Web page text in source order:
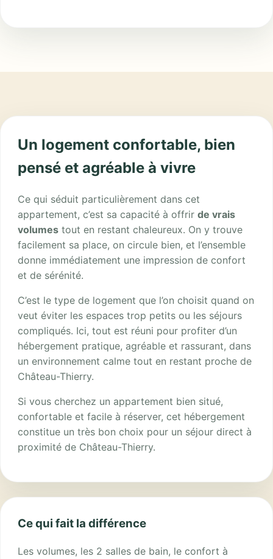
Un logement confortable, bien
pensé et agréable à vivre
Ce qui séduit particulièrement dans cet
appartement, c’est sa capacité à offrir de vrais
volumes tout en restant chaleureux. On y trouve
facilement sa place, on circule bien, et l’ensemble
donne immédiatement une impression de confort
et de sérénité.
C’est le type de logement que l’on choisit quand on
veut éviter les espaces trop petits ou les séjours
compliqués. Ici, tout est réuni pour profiter d’un
hébergement pratique, agréable et rassurant, dans
un environnement calme tout en restant proche de
Château-Thierry.
Si vous cherchez un appartement bien situé,
confortable et facile à réserver, cet hébergement
constitue un très bon choix pour un séjour direct à
proximité de Château-Thierry.
Ce qui fait la différence
Les volumes, les 2 salles de bain, le confort à